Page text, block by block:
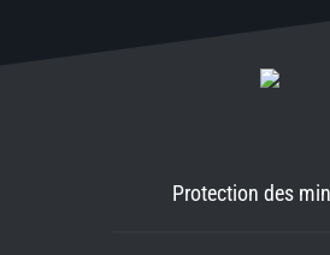
Protection des